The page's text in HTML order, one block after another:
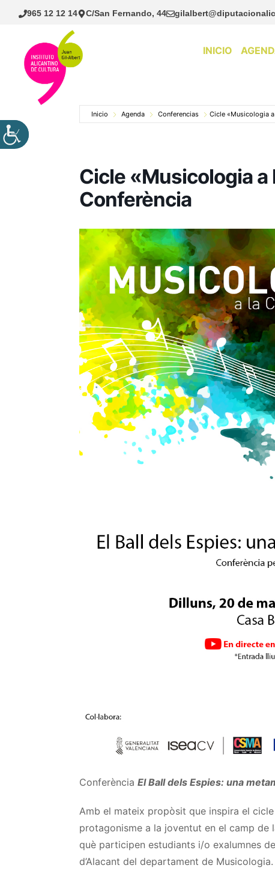
Saltar
965 12 12 14 C/San Fernando, 44
INICIO
Inicio Agenda Conferencias Cicle «Musicologia
Cicle «Musicologia a
Conferència
Conferència El Ball dels Espies: una
Amb el mateix propòsit que inspira el
protagonisme a la joventut en el camp
què participen estudiants i/o exalumnes
d’Alacant del departament de Musicologia.